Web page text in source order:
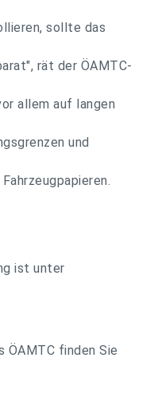
sollte das
rät der ÖAMTC-
allem auf langen
und
ist unter
ÖAMTC finden Sie